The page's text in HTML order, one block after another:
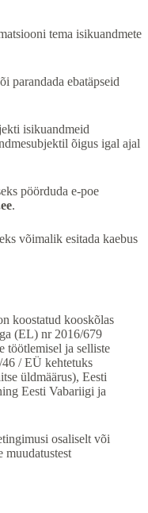
tema isikuandmete
parandada ebatäpseid
isikuandmeid
õigus igal ajal
pöörduda e-poe
.
võimalik esitada kaebus
koostatud kooskõlas
(EL) nr 2016/679
töötlemisel ja selliste
/ EÜ kehtetuks
üldmäärus), Eesti
Eesti Vabariigi ja
osaliselt või
muudatustest